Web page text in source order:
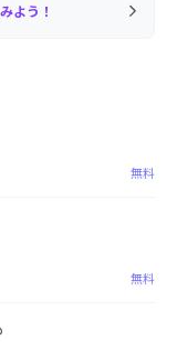
よう！
無料
無料